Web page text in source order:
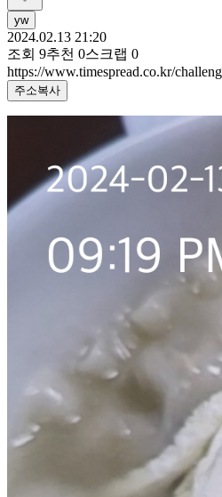
yw
2024.02.13 21:20
조회 9추천 0스크랩 0
https://www.timespread.co.kr/
주소복사